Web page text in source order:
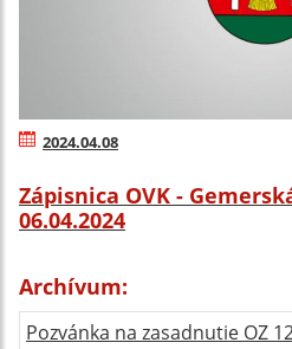
2024.04.08
Zápisnica OVK -
06.04.2024
Archívum:
Pozvánka na zasadnutie OZ